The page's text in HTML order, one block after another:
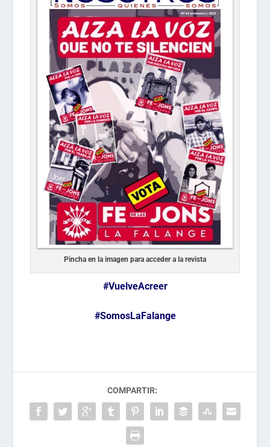
Pincha en la imagen para acceder a la revista
#VuelveAcreer
#SomosLaFalange
COMPARTIR: